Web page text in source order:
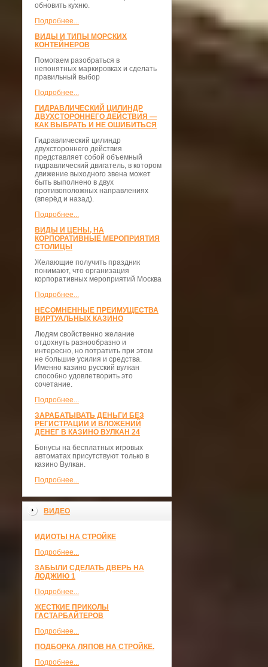
обновить кухню.
Подробнее...
ВИДЫ И ТИПЫ МОРСКИХ
КОНТЕЙНЕРОВ
Помогаем разобраться в
непонятных маркировках и сделать
правильный выбор
Подробнее...
ГИДРАВЛИЧЕСКИЙ ЦИЛИНДР
ДВУХСТОРОННЕГО ДЕЙСТВИЯ —
КАК ВЫБРАТЬ И НЕ ОШИБИТЬСЯ
Гидравлический цилиндр
двухстороннего действия
представляет собой объемный
гидравлический двигатель, в котором
движение выходного звена может
быть выполнено в двух
противоположных направлениях
(вперёд и назад).
Подробнее...
ВИДЫ И ЦЕНЫ, НА
КОРПОРАТИВНЫЕ МЕРОПРИЯТИЯ
СТОЛИЦЫ
Желающие получить праздник
понимают, что организация
корпоративных мероприятий Москва
Подробнее...
НЕСОМНЕННЫЕ ПРЕИМУЩЕСТВА
ВИРТУАЛЬНЫХ КАЗИНО
Людям свойственно желание
отдохнуть разнообразно и
интересно, но потратить при этом
не большие усилия и средства.
Именно казино русский вулкан
способно удовлетворить это
сочетание.
Подробнее...
ЗАРАБАТЫВАТЬ ДЕНЬГИ БЕЗ
РЕГИСТРАЦИИ И ВЛОЖЕНИЙ
ДЕНЕГ В КАЗИНО ВУЛКАН 24
Бонусы на бесплатных игровых
автоматах присутствуют только в
казино Вулкан.
Подробнее...
ВИДЕО
ИДИОТЫ НА СТРОЙКЕ
Подробнее...
ЗАБЫЛИ СДЕЛАТЬ ДВЕРЬ НА
ЛОДЖИЮ 1
Подробнее...
ЖЕСТКИЕ ПРИКОЛЫ
ГАСТАРБАЙТЕРОВ
Подробнее...
ПОДБОРКА ЛЯПОВ НА СТРОЙКЕ.
Подробнее...